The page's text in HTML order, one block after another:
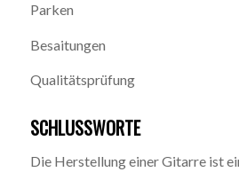
Parken
Besaitungen
Qualitätsprüfung
SCHLUSSWORTE
Die Herstellung einer Gitarre ist